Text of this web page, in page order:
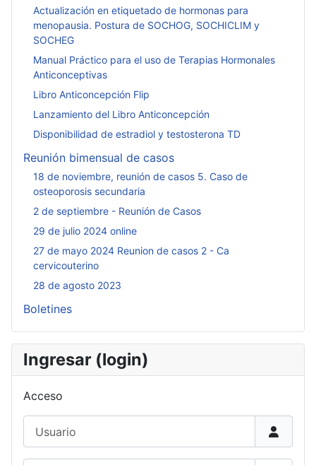
Actualización en etiquetado de hormonas para
menopausia. Postura de SOCHOG, SOCHICLIM y
SOCHEG
Manual Práctico para el uso de Terapias Hormonales
Anticonceptivas
Libro Anticoncepción Flip
Lanzamiento del Libro Anticoncepción
Disponibilidad de estradiol y testosterona TD
Reunión bimensual de casos
18 de noviembre, reunión de casos 5. Caso de
osteoporosis secundaria
2 de septiembre - Reunión de Casos
29 de julio 2024 online
27 de mayo 2024 Reunion de casos 2 - Ca
cervicouterino
28 de agosto 2023
Boletines
Ingresar (login)
Acceso